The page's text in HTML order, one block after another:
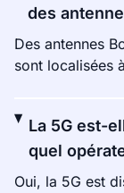
des
Des antennes
sont localisées
La 5G est-
quel
Oui, la 5G est